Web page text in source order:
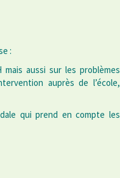
:
aussi sur les problèmes
auprès de l’école,
qui prend en compte les